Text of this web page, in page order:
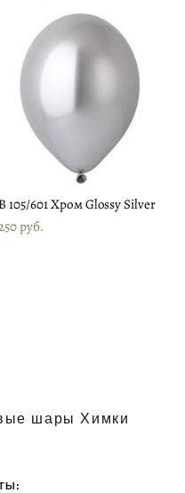
В 105/601 Хром Glossy Silver
pуб.
шары Химки